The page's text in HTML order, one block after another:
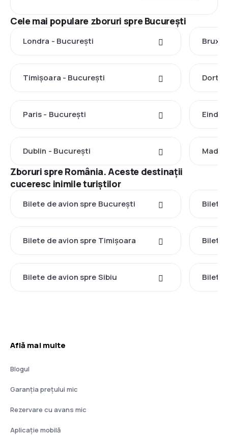
Cele mai populare zboruri spre București
Londra - București
Timișoara - București
Paris - București
Dublin - București
Zboruri spre România. Aceste destinații
cuceresc inimile turiștilor
Bilete de avion spre București Bilete
Bilete de avion spre Timișoara Bilete
Bilete de avion spre Sibiu Bilete
Află mai multe
Blogul
Garanția prețului mic
Rezervare cu avans mic
Aplicație mobilă